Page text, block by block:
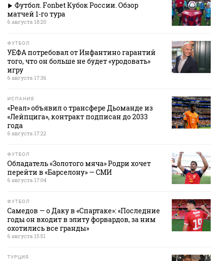
Футбол. Fonbet Кубок России. Обзор
матчей 1-го тура
6 августа 18:20
ФУТБОЛ
УЕФА потребовал от Инфантино гарантий
того, что он больше не будет «уродовать»
игру
6 августа 17:36
ИСПАНИЯ
«Реал» объявил о трансфере Дьоманде из
«Лейпцига», контракт подписан до 2033
года
6 августа 17:22
ФУТБОЛ
Обладатель «Золотого мяча» Родри хочет
перейти в «Барселону» — СМИ
6 августа 17:04
ФУТБОЛ
Самедов — о Даку в «Спартаке»: «Последние
годы он входит в элиту форвардов, за ним
охотились все гранды»
6 августа 15:51
ТУРЦИЯ